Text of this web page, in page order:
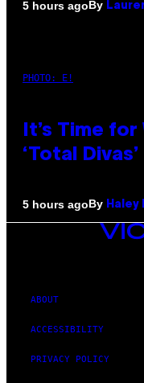
5 hours agoBy
PHOTO: E!
It’s Time
‘Total Divas’
5 hours agoBy Haley
VICE
MEDIA
ABOUT
ACCESSIBILITY
PRIVACY POLICY